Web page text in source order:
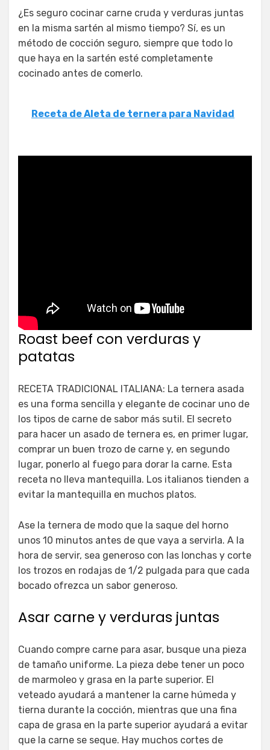
¿Es seguro cocinar carne cruda y verduras juntas
en la misma sartén al mismo tiempo? Sí, es un
método de cocción seguro, siempre que todo lo
que haya en la sartén esté completamente
cocinado antes de comerlo.
Receta de Aleta de ternera para Navidad
Roast beef con verduras y
patatas
RECETA TRADICIONAL ITALIANA: La ternera asada
es una forma sencilla y elegante de cocinar uno de
los tipos de carne de sabor más sutil. El secreto
para hacer un asado de ternera es, en primer lugar,
comprar un buen trozo de carne y, en segundo
lugar, ponerlo al fuego para dorar la carne. Esta
receta no lleva mantequilla. Los italianos tienden a
evitar la mantequilla en muchos platos.
Ase la ternera de modo que la saque del horno
unos 10 minutos antes de que vaya a servirla. A la
hora de servir, sea generoso con las lonchas y corte
los trozos en rodajas de 1/2 pulgada para que cada
bocado ofrezca un sabor generoso.
Asar carne y verduras juntas
Cuando compre carne para asar, busque una pieza
de tamaño uniforme. La pieza debe tener un poco
de marmoleo y grasa en la parte superior. El
veteado ayudará a mantener la carne húmeda y
tierna durante la cocción, mientras que una fina
capa de grasa en la parte superior ayudará a evitar
que la carne se seque. Hay muchos cortes de